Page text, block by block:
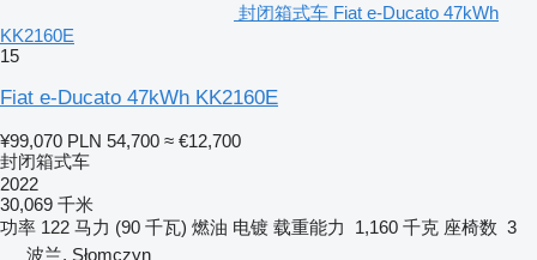
封闭箱式车 Fiat e-Ducato 47kWh
KK2160E
15
Fiat e-Ducato 47kWh KK2160E
¥99,070 PLN 54,700 ≈ €12,700
封闭箱式车
2022
30,069 千米
功率 122 马力 (90 千瓦) 燃油 电镀 载重能力 1,160 千克 座椅数 3
波兰, Słomczyn